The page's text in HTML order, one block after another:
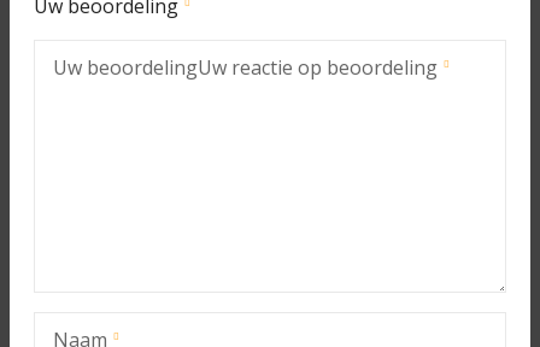
Uw beoordeling
Uw beoordelingUw reactie op beoordeling
Naam